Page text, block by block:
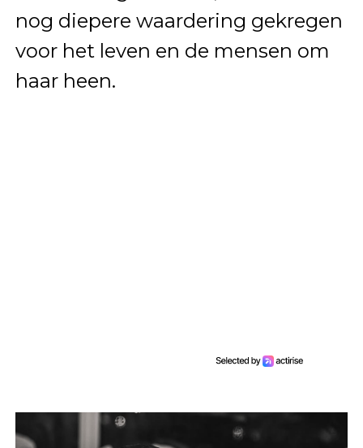
nog diepere waardering gekregen
voor het leven en de mensen om
haar heen.